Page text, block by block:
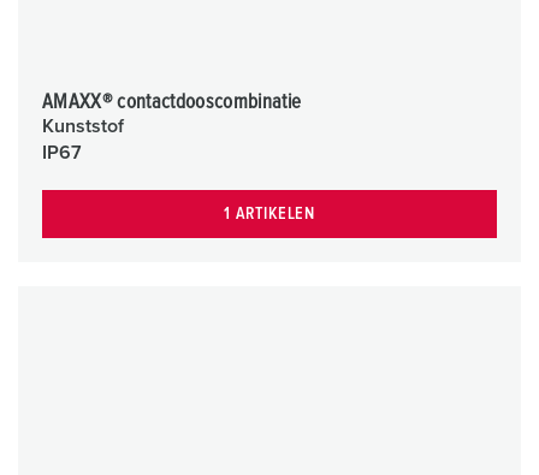
AMAXX® contactdooscombinatie
Kunststof
IP67
1 ARTIKELEN